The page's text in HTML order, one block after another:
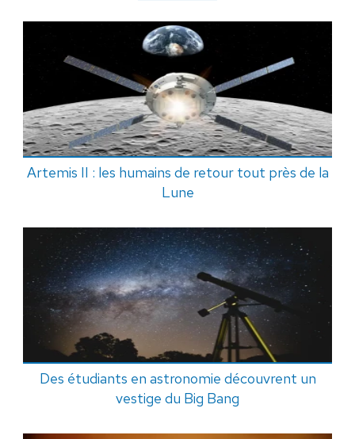
Artemis II : les humains de retour tout près de la
Lune
Des étudiants en astronomie découvrent un
vestige du Big Bang